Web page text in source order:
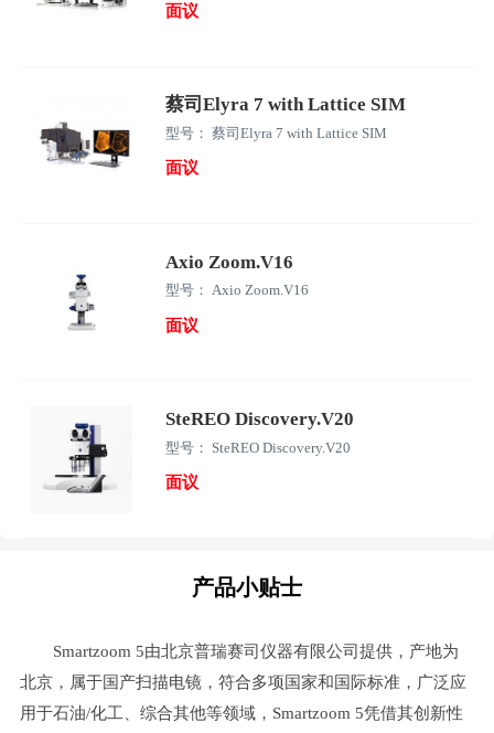
面议
蔡司Elyra 7 with Lattice SIM
型号： 蔡司Elyra 7 with Lattice SIM
面议
Axio Zoom.V16
型号： Axio Zoom.V16
面议
SteREO Discovery.V20
型号： SteREO Discovery.V20
面议
产品小贴士
Smartzoom 5由北京普瑞赛司仪器有限公司提供，产地为
北京，属于国产扫描电镜，符合多项国家和国际标准，广泛应
用于石油/化工、综合其他等领域，Smartzoom 5凭借其创新性